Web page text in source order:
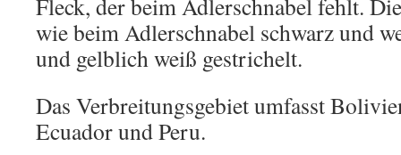
Fleck, der beim Adlerschnabel fehlt.
wie beim Adlerschnabel schwarz und
und gelblich weiß gestrichelt.
Das Verbreitungsgebiet umfasst
Ecuador und Peru.